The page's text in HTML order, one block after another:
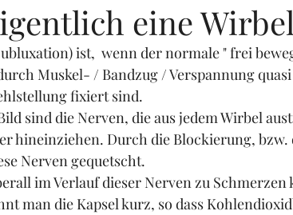
eine
ist,  wenn der normale " frei
Muskel- / Bandzug / Verspannung
fixiert sind.
sind die Nerven, die aus jedem Wirbel
hineinziehen. Durch die Blockierung,
Nerven gequetscht.
im Verlauf dieser Nerven zu Schmerzen
man die Kapsel kurz, so dass